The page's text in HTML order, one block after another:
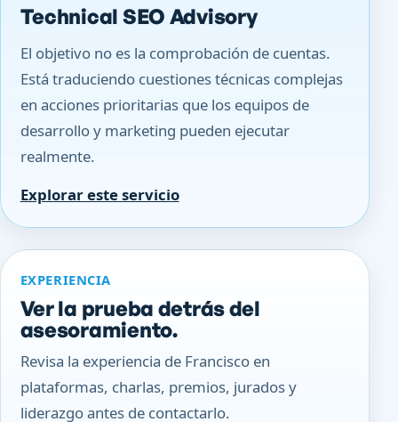
Technical SEO Advisory
El objetivo no es la comprobación de cuentas.
Está traduciendo cuestiones técnicas complejas
en acciones prioritarias que los equipos de
desarrollo y marketing pueden ejecutar
realmente.
Explorar este servicio
EXPERIENCIA
Ver la prueba detrás del
asesoramiento.
Revisa la experiencia de Francisco en
plataformas, charlas, premios, jurados y
liderazgo antes de contactarlo.